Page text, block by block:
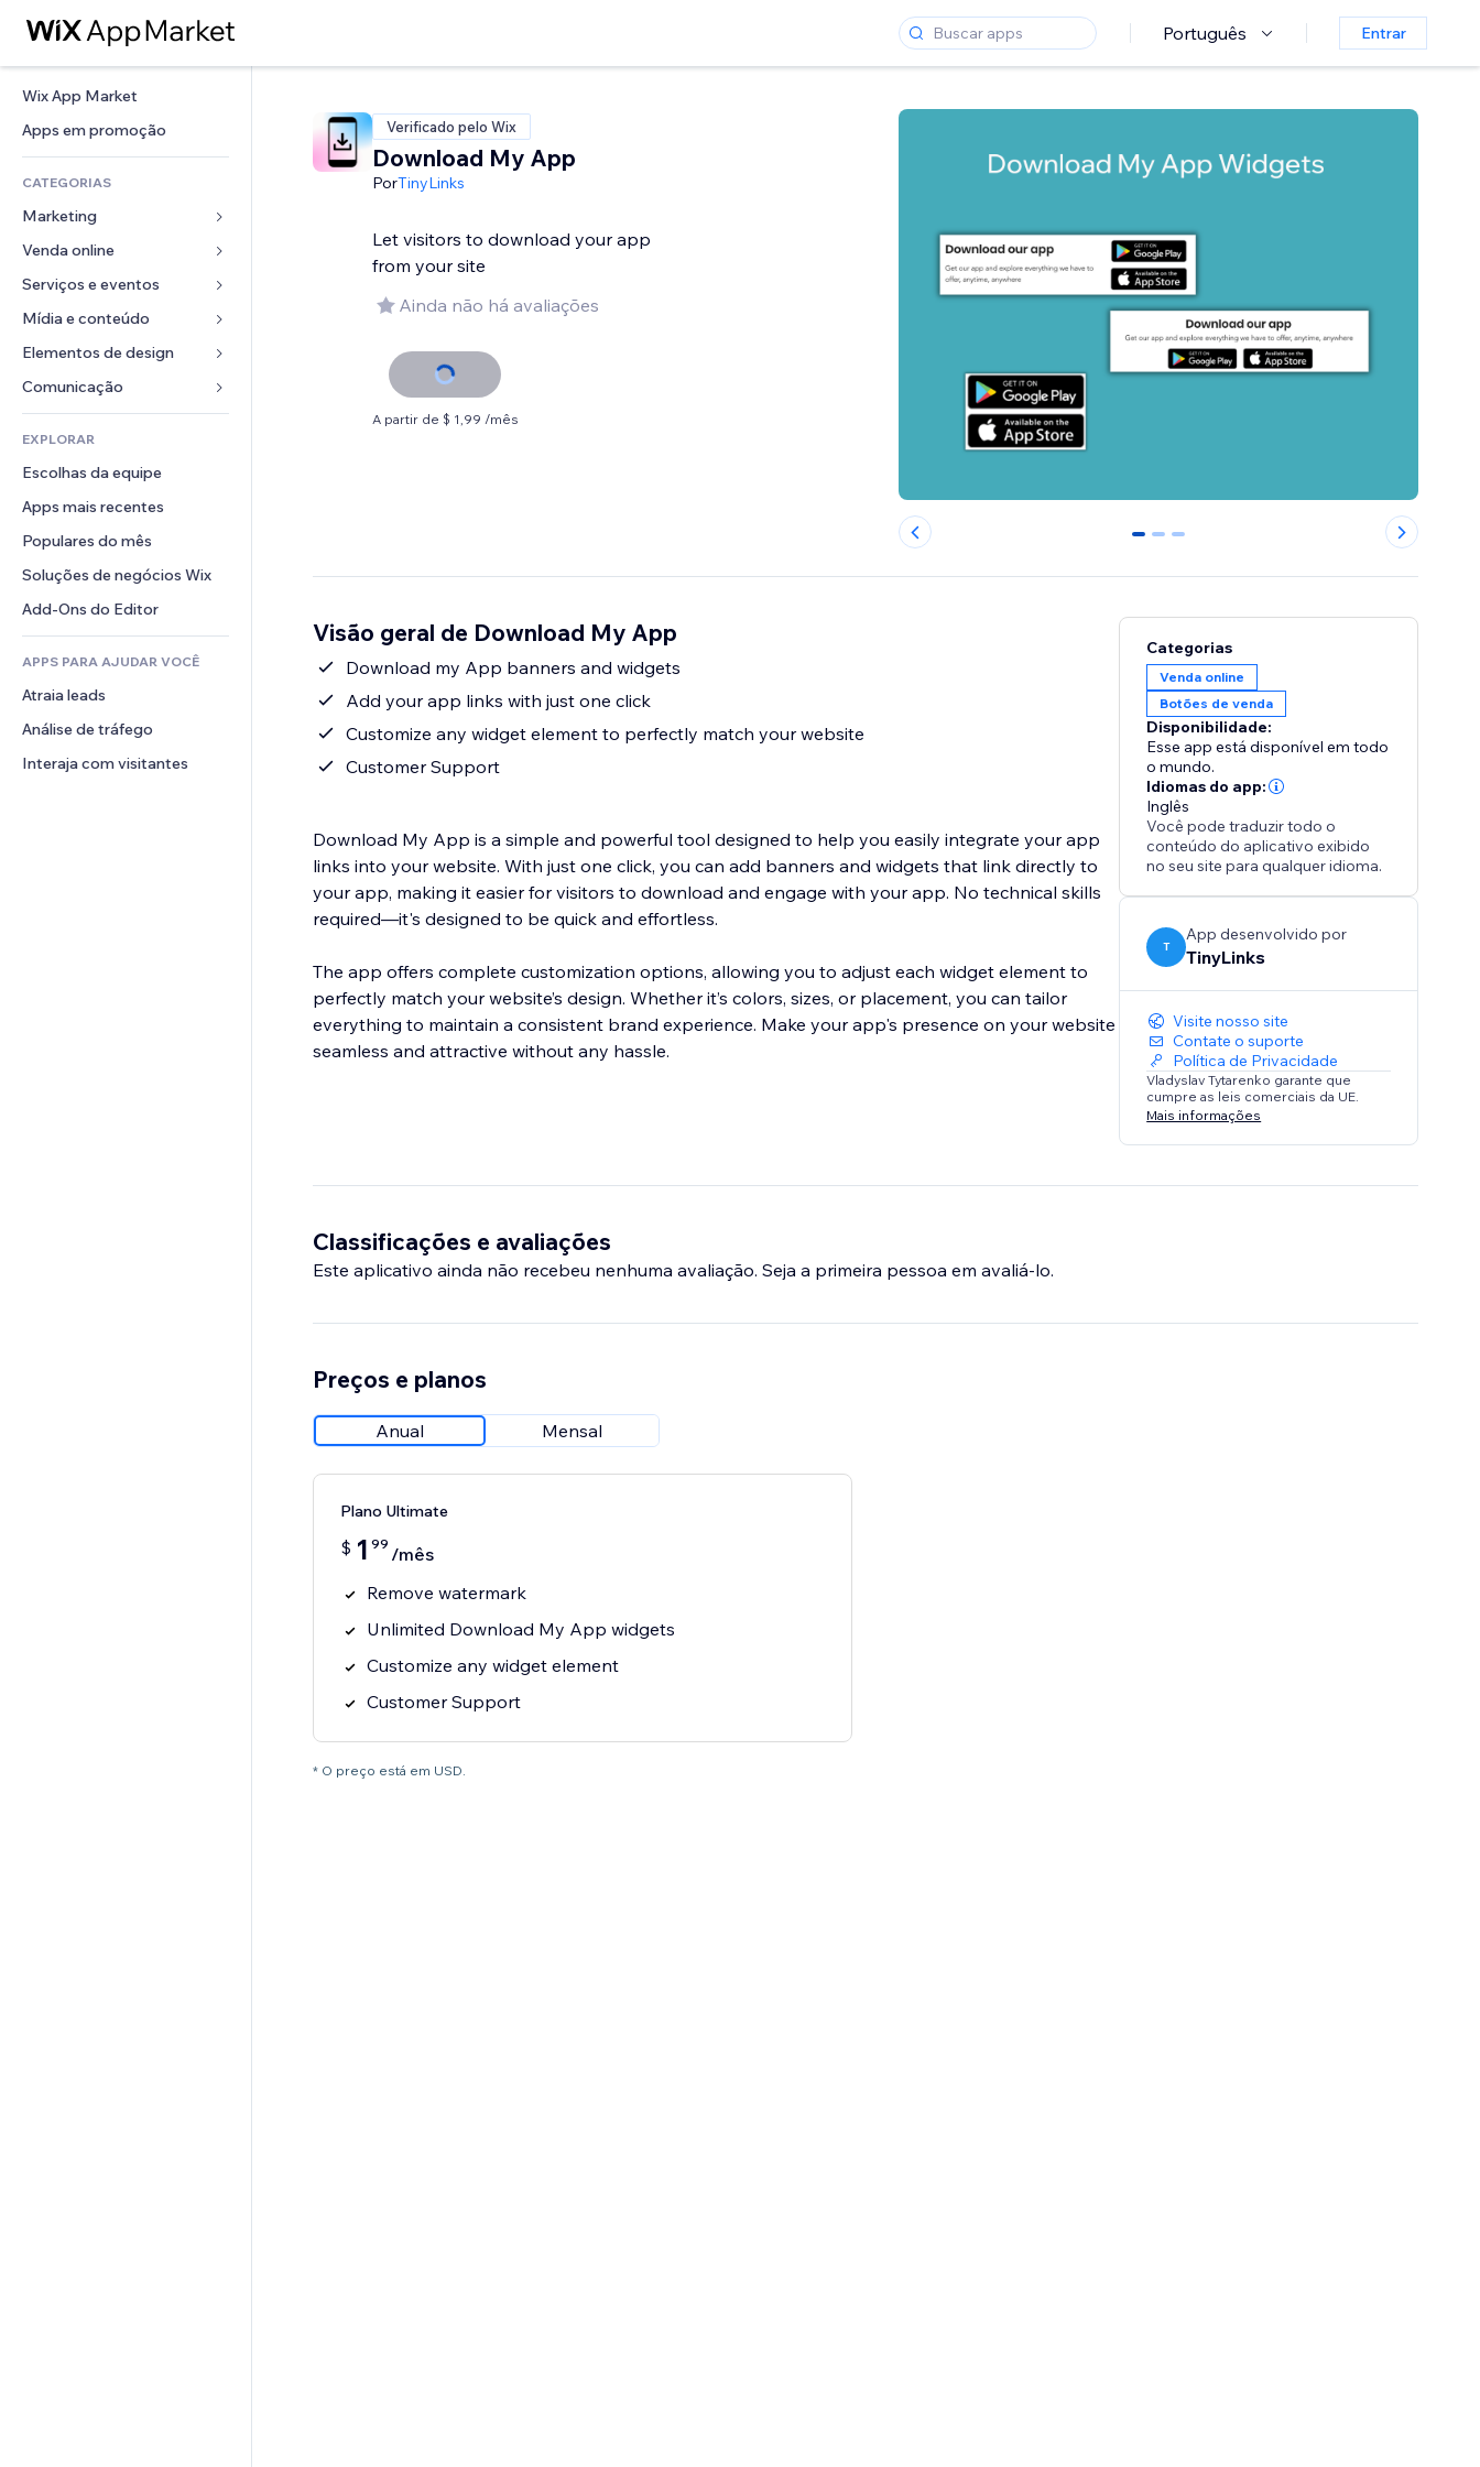
Português Entrar
Wix App Market
Apps em promoção
CATEGORIAS
Marketing
Anúncios
Mobile
Análises
Listas do site
Email
Venda online
Apps para lojas
Frete e entrega
Botões de venda
Contabilidade
Cupons e fidelidade
Soluções de armazenamento
Serviços e eventos
Hotéis
Eventos
Restaurantes
Imobiliária
Meus agendamentos
Mídia e conteúdo
Galeria
Músicas
Podcasts
Fotografia
Vídeo
PDF
Compartilhamento de arquivos
Notícias
Elementos de design
Mapas e navegação
Privacidade e segurança
Relógio
Templates de página
Efeitos de imagem
Botões e menus
Banners e selos
Calculadoras
Busca
Previsão do tempo
Tabelas e gráficos
Formulários
Enquetes
Chat
Comentários
Telefone
Comunidade
Avaliações e depoimentos
CRM
EXPLORAR
Escolhas da equipe
Apps mais recentes
Populares do mês
Soluções de negócios Wix
Add-Ons do Editor
APPS PARA AJUDAR VOCÊ
Atraia leads
Análise de tráfego
Interaja com visitantes
Verificado pelo Wix
Download My App
PorTinyLinks
Let visitors to download your app
from your site
Ainda não há avaliações
A partir de $ 1,99 /mês
0 1 2
Visão geral de Download My App
Download my App banners and widgets
Add your app links with just one click
Customize any widget element to perfectly match your website
Customer Support
Download My App is a simple and powerful tool designed to help you easily integrate your app
links into your website. With just one click, you can add banners and widgets that link directly to
your app, making it easier for visitors to download and engage with your app. No technical skills
required—it's designed to be quick and effortless.
The app offers complete customization options, allowing you to adjust each widget element to
perfectly match your website’s design. Whether it’s colors, sizes, or placement, you can tailor
everything to maintain a consistent brand experience. Make your app's presence on your website
seamless and attractive without any hassle.
Categorias
Venda online
Botões de venda
Disponibilidade:
Esse app está disponível em todo
o mundo.
Idiomas do app:
Inglês
Você pode traduzir todo o
conteúdo do aplicativo exibido
no seu site para qualquer idioma.
T
App desenvolvido por
TinyLinks
Visite nosso site
Contate o suporte
Política de Privacidade
Vladyslav Tytarenko garante que
cumpre as leis comerciais da UE.
Mais informações
Classificações e avaliações
Este aplicativo ainda não recebeu nenhuma avaliação. Seja a primeira pessoa em avaliá-lo.
Preços e planos
Anual Mensal
Plano Ultimate
$ 1 99 /mês
Remove watermark
Unlimited Download My App widgets
Customize any widget element
Customer Support
* O preço está em USD.